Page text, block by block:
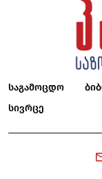
საგამოცდო
სივრცე